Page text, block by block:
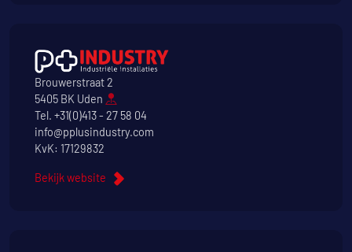
Brouwerstraat 2
5405 BK Uden
Tel. +31(0)413 - 27 58 04
info@pplusindustry.com
KvK: 17129832
Bekijk website